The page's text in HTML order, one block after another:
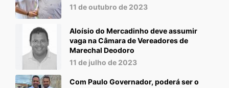
11 de outubro de 2023
Aloísio do Mercadinho deve assumir
vaga na Câmara de Vereadores de
Marechal Deodoro
11 de julho de 2023
Com Paulo Governador, poderá ser o